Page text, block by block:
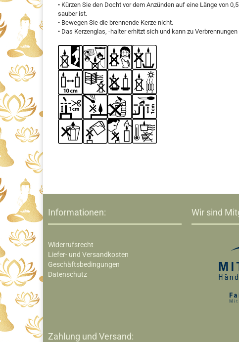
• Kürzen Sie den Docht vor dem Anzünden auf eine Länge von
sauber ist.
• Bewegen Sie die brennende Kerze nicht.
• Das Kerzenglas, -halter erhitzt sich und kann zu
Informationen:
Widerrufsrecht
Liefer- und Versandkosten
Geschäftsbedingungen
Datenschutz
Wir sind
Zahlung und Versand: